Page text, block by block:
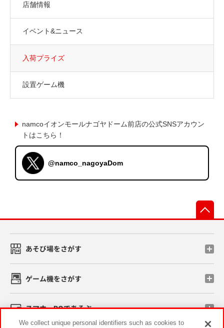
店舗情報
イベント&ニュース
入荷プライズ
設置ゲーム機
namcoイオンモールナゴヤドーム前店の公式SNSアカウン
トはこちら！
@namco_nagoyaDom
あそび場をさがす
ゲーム機をさがす
スマホ・PCであそぶ
We collect unique personal identifiers such as cookies to